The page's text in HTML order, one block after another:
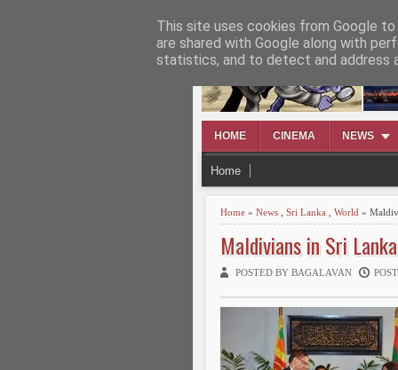
TAMILWIN
HOME CINEMA NEWS
Home
Home » News Sri Lanka World »
Maldivians in Sri
POSTED BY BAGALAVAN
This site uses cookies from Google
are shared with Google along with
statistics, and to detect and address